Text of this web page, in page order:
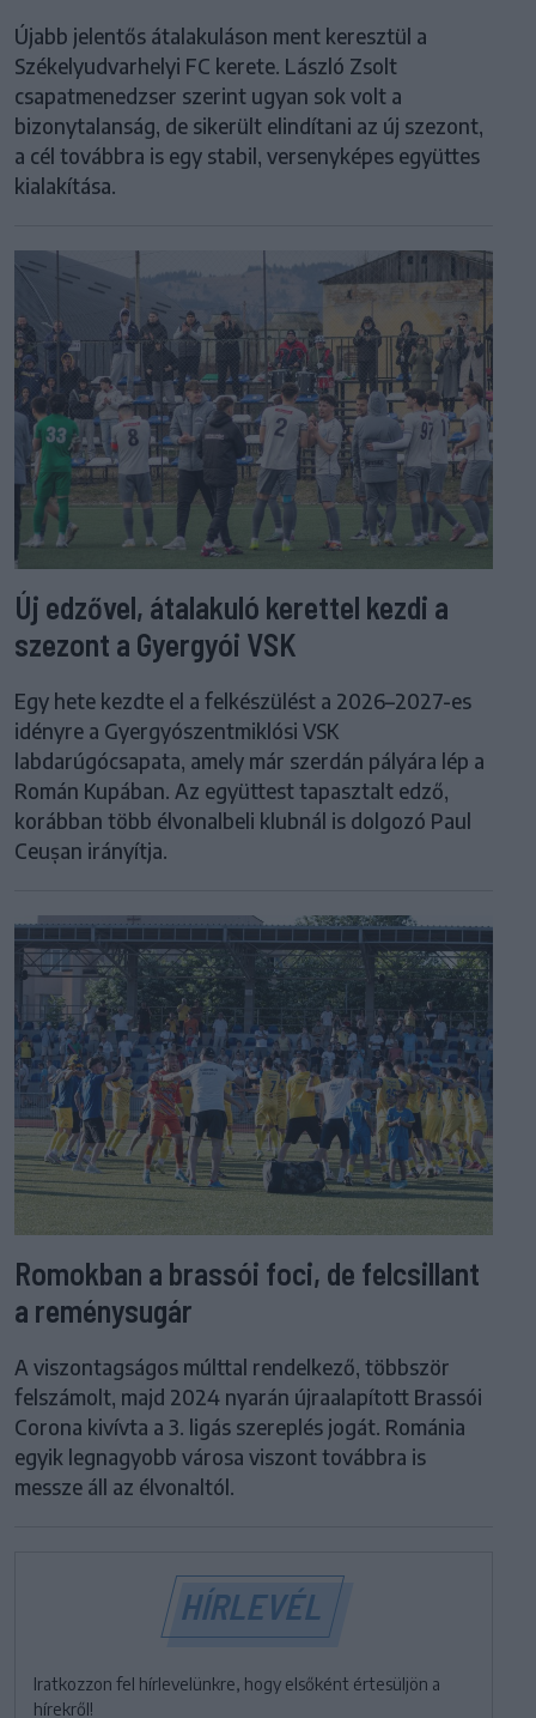
Újabb jelentős átalakuláson ment keresztül a
Székelyudvarhelyi FC kerete. László Zsolt
csapatmenedzser szerint ugyan sok volt a
bizonytalanság, de sikerült elindítani az új szezont,
a cél továbbra is egy stabil, versenyképes együttes
kialakítása.
Új edzővel, átalakuló kerettel kezdi a
szezont a Gyergyói VSK
Egy hete kezdte el a felkészülést a 2026–2027-es
idényre a Gyergyószentmiklósi VSK
labdarúgócsapata, amely már szerdán pályára lép a
Román Kupában. Az együttest tapasztalt edző,
korábban több élvonalbeli klubnál is dolgozó Paul
Ceușan irányítja.
Romokban a brassói foci, de felcsillant
a reménysugár
A viszontagságos múlttal rendelkező, többször
felszámolt, majd 2024 nyarán újraalapított Brassói
Corona kivívta a 3. ligás szereplés jogát. Románia
egyik legnagyobb városa viszont továbbra is
messze áll az élvonaltól.
HÍRLEVÉL
Iratkozzon fel hírlevelünkre, hogy elsőként értesüljön a
hírekről!